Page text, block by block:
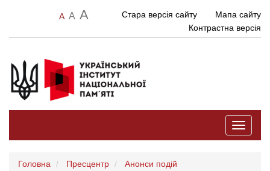
A A A Стара версія сайту
Мапа сайту
Контрастна версія
Toggle
Головна Пресцентр
Анонси подій